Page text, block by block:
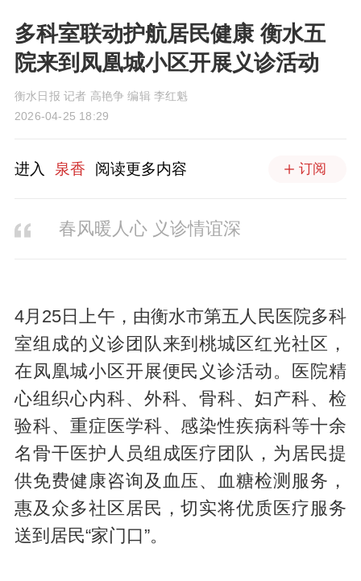
多科室联动护航居民健康 衡水五
院来到凤凰城小区开展义诊活动
衡水日报 记者 高艳争 编辑 李红魁
2026-04-25 18:29
进入 泉香 阅读更多内容 订阅
春风暖人心 义诊情谊深
4月25日上午，由衡水市第五人民医院多科
室组成的义诊团队来到桃城区红光社区，
在凤凰城小区开展便民义诊活动。医院精
心组织心内科、外科、骨科、妇产科、检
验科、重症医学科、感染性疾病科等十余
名骨干医护人员组成医疗团队，为居民提
供免费健康咨询及血压、血糖检测服务，
惠及众多社区居民，切实将优质医疗服务
送到居民“家门口”。